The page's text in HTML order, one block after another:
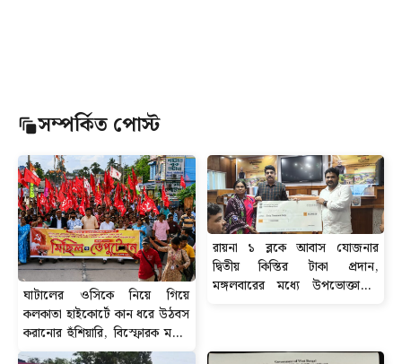
সম্পর্কিত পোস্ট
ঘাটালের ওসিকে নিয়ে গিয়ে
কলকাতা হাইকোর্টে কান ধরে উঠবস
করানোর হুঁশিয়ারি, বিস্ফোরক মন্তব্য
সিপিআইএম নেতা শতরূপ ঘোষের।
রায়না ১ ব্লকে আবাস যোজনার
দ্বিতীয় কিস্তির টাকা প্রদান,
মঙ্গলবারের মধ্যে উপভোক্তাদের